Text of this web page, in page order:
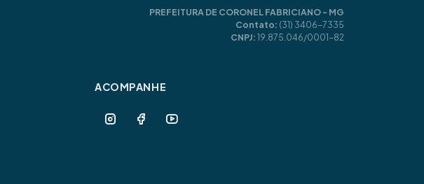
PREFEITURA DE CORONEL FABRICIANO - MG
Contato: (31) 3406-7335
CNPJ:19.875.046/0001-82
ACOMPANHE